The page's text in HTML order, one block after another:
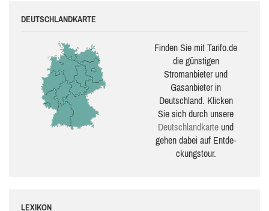
DEUTSCHLANDKARTE
Finden Sie mit Tarifo.de
die güns­ti­gen
Stromanbieter und
Gasanbieter in
Deutschland. Klicken
Sie sich durch unsere
Deutsch­land­karte und
gehen dabei auf Ent­de­
ckungs­tour.
LEXIKON